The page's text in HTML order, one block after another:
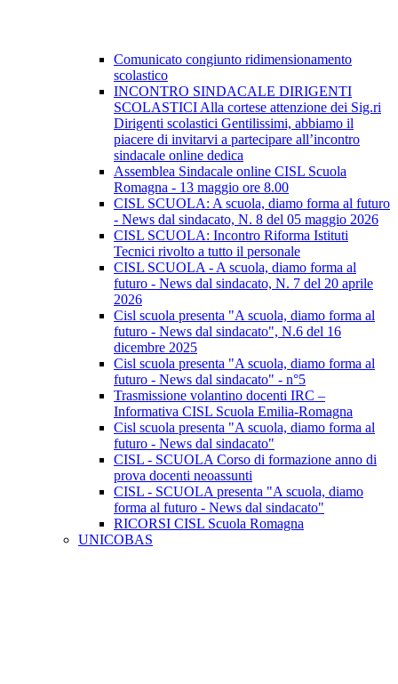
Comunicato congiunto ridimensionamento
scolastico
INCONTRO SINDACALE DIRIGENTI
SCOLASTICI Alla cortese attenzione dei Sig.ri
Dirigenti scolastici Gentilissimi, abbiamo il
piacere di invitarvi a partecipare all’incontro
sindacale online dedica
Assemblea Sindacale online CISL Scuola
Romagna - 13 maggio ore 8.00
CISL SCUOLA: A scuola, diamo forma al futuro
- News dal sindacato, N. 8 del 05 maggio 2026
CISL SCUOLA: Incontro Riforma Istituti
Tecnici rivolto a tutto il personale
CISL SCUOLA - A scuola, diamo forma al
futuro - News dal sindacato, N. 7 del 20 aprile
2026
Cisl scuola presenta "A scuola, diamo forma al
futuro - News dal sindacato", N.6 del 16
dicembre 2025
Cisl scuola presenta "A scuola, diamo forma al
futuro - News dal sindacato" - n°5
Trasmissione volantino docenti IRC –
Informativa CISL Scuola Emilia-Romagna
Cisl scuola presenta "A scuola, diamo forma al
futuro - News dal sindacato"
CISL - SCUOLA Corso di formazione anno di
prova docenti neoassunti
CISL - SCUOLA presenta "A scuola, diamo
forma al futuro - News dal sindacato"
RICORSI CISL Scuola Romagna
UNICOBAS